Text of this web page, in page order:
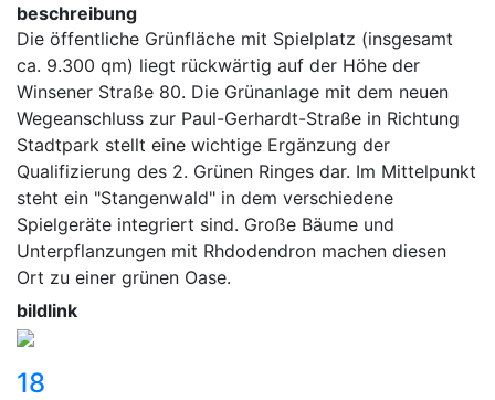
beschreibung
Die öffentliche Grünfläche mit Spielplatz (insgesamt
ca. 9.300 qm) liegt rückwärtig auf der Höhe der
Winsener Straße 80. Die Grünanlage mit dem neuen
Wegeanschluss zur Paul-Gerhardt-Straße in Richtung
Stadtpark stellt eine wichtige Ergänzung der
Qualifizierung des 2. Grünen Ringes dar. Im Mittelpunkt
steht ein "Stangenwald" in dem verschiedene
Spielgeräte integriert sind. Große Bäume und
Unterpflanzungen mit Rhdodendron machen diesen
Ort zu einer grünen Oase.
bildlink
18